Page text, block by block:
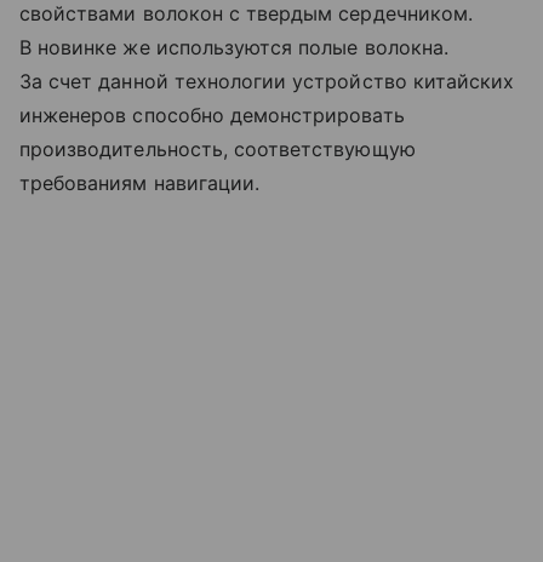
свойствами волокон с твердым сердечником.
В новинке же используются полые волокна.
За счет данной технологии устройство китайских
инженеров способно демонстрировать
производительность, соответствующую
требованиям навигации.